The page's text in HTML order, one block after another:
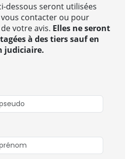
dessous seront utilisées
contacter ou pour
votre avis. Elles ne seront
à des tiers sauf en
judiciaire.